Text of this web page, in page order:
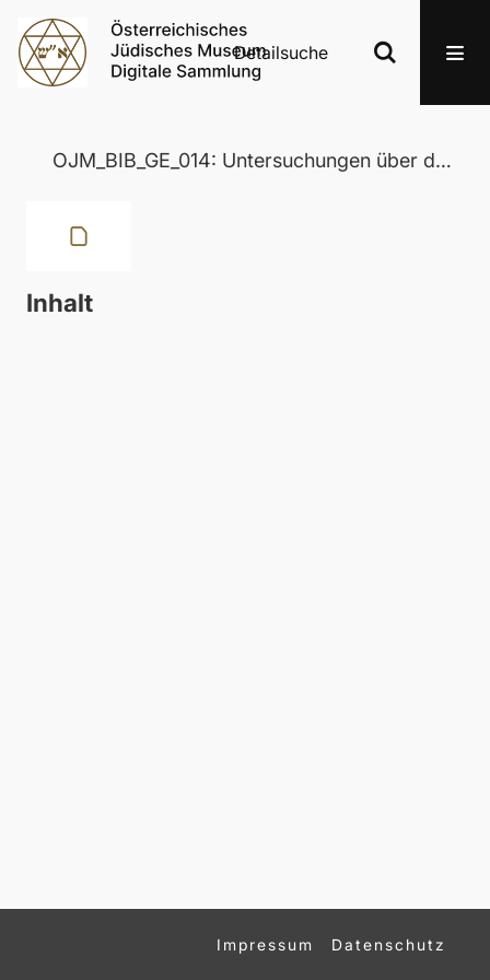
Detailsuche
OJM_BIB_GE_014: Untersuchungen über die evangelische Geschichte, ihre Quellen und den Gang ihrer Entwicklung
Inhalt
Impressum Datenschutz